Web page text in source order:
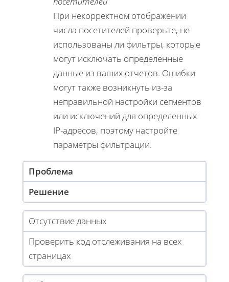
При некорректном отображении
числа посетителей проверьте, не
использованы ли фильтры, которые
могут исключать определенные
данные из ваших отчетов. Ошибки
могут также возникнуть из-за
неправильной настройки сегментов
или исключений для определенных
IP-адресов, поэтому настройте
параметры фильтрации.
Проблема
Решение
Отсутствие данных
Проверить код отслеживания на всех
страницах